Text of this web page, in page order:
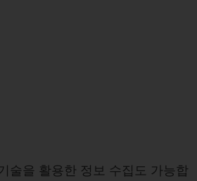
술을 활용한 정보 수집도 가능합